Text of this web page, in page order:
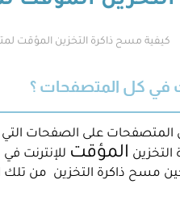
كيفية مسح ذاكرة التخزين المؤقت
في كل المتصفحات ؟
المتصفحات على الصفحات التي
المؤقت للإنترنت
مسح ذاكرة التخزين من